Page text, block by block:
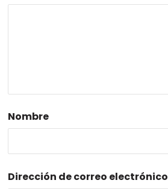
Nombre
Dirección de correo electrónico